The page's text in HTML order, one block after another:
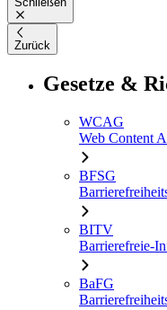
Zurück
Gesetze &
WCAG
Web Content
BFSG
BITV
Barrierefreie-
BaFG